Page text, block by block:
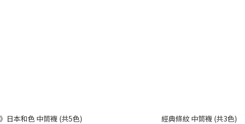
》日本和色 中筒襪 (共5色) 經典條紋 中筒襪 (共3色)